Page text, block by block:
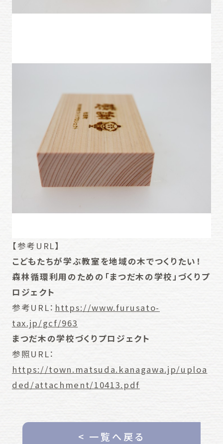
【参考URL】
こどもたちが学ぶ教室を地域の木でつくりたい！
森林循環利用のための「まつだ木の学校」づくりプ
ロジェクト
参考URL： https://www.furusato-
tax.jp/gcf/963
まつだ木の学校づくりプロジェクト
参照URL：
https://town.matsuda.kanagawa.jp/uploa
ded/attachment/10413.pdf
< 一覧へ戻る